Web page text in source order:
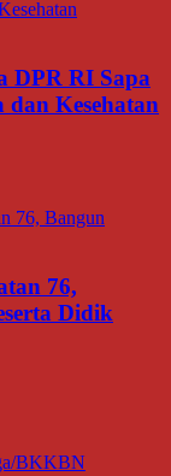
DPR RI Sapa
Kesehatan
76,
Didik